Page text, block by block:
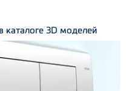
каталоге 3D моделей